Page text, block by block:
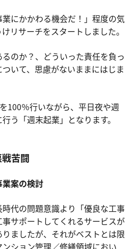
にかかわる機会だ！」程度の気
リサーチをスタートしました。
のか？、どういった責任を負っ
いて、思慮がないままにはじま
100％行いながら、平日夜や週
う「週末起業」となります。
苦闘
業案の検討
代の問題意識より「優良な工事
サポートしてくれるサービスが
ましたが、それがベストとは限
ション管理／修繕領域におい